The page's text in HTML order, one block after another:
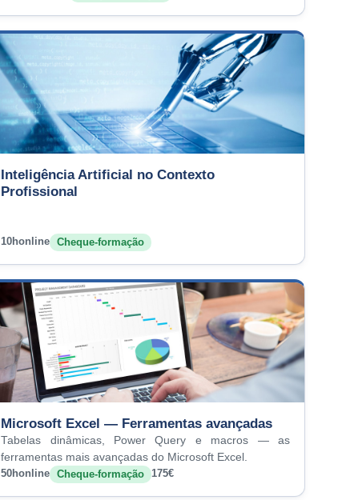
Inteligência Artificial no Contexto
Profissional
10honline Cheque-formação
Microsoft Excel — Ferramentas avançadas
Tabelas dinâmicas, Power Query e macros — as
ferramentas mais avançadas do Microsoft Excel.
50honline Cheque-formação 175€